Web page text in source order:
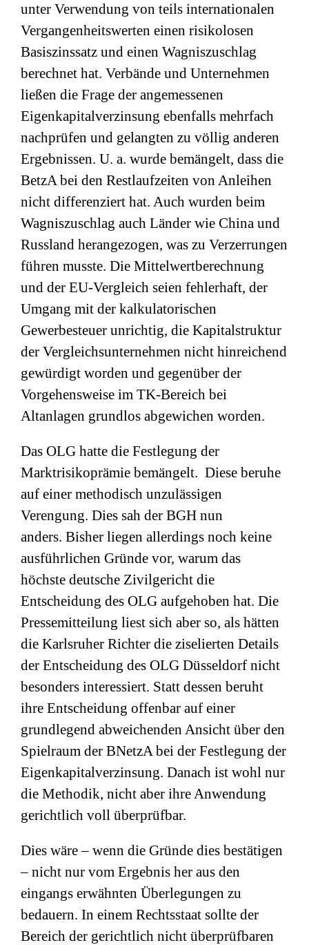
unter Verwendung von teils internationalen
Vergangenheitswerten einen risikolosen
Basiszinssatz und einen Wagniszuschlag
berechnet hat. Verbände und Unternehmen
ließen die Frage der angemessenen
Eigenkapitalverzinsung ebenfalls mehrfach
nachprüfen und gelangten zu völlig anderen
Ergebnissen. U. a. wurde bemängelt, dass die
BetzA bei den Restlaufzeiten von Anleihen
nicht differenziert hat. Auch wurden beim
Wagniszuschlag auch Länder wie China und
Russland herangezogen, was zu Verzerrungen
führen musste. Die Mittelwertberechnung
und der EU-Vergleich seien fehlerhaft, der
Umgang mit der kalkulatorischen
Gewerbesteuer unrichtig, die Kapitalstruktur
der Vergleichsunternehmen nicht hinreichend
gewürdigt worden und gegenüber der
Vorgehensweise im TK-Bereich bei
Altanlagen grundlos abgewichen worden.
Das OLG hatte die Festlegung der
Marktrisikoprämie bemängelt. Diese beruhe
auf einer methodisch unzulässigen
Verengung. Dies sah der BGH nun
anders. Bisher liegen allerdings noch keine
ausführlichen Gründe vor, warum das
höchste deutsche Zivilgericht die
Entscheidung des OLG aufgehoben hat. Die
Pressemitteilung liest sich aber so, als hätten
die Karlsruher Richter die ziselierten Details
der Entscheidung des OLG Düsseldorf nicht
besonders interessiert. Statt dessen beruht
ihre Entscheidung offenbar auf einer
grundlegend abweichenden Ansicht über den
Spielraum der BNetzA bei der Festlegung der
Eigenkapitalverzinsung. Danach ist wohl nur
die Methodik, nicht aber ihre Anwendung
gerichtlich voll überprüfbar.
Dies wäre – wenn die Gründe dies bestätigen
– nicht nur vom Ergebnis her aus den
eingangs erwähnten Überlegungen zu
bedauern. In einem Rechtsstaat sollte der
Bereich der gerichtlich nicht überprüfbaren